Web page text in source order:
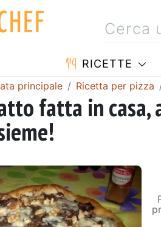
RICETTE
principale Ricetta per pizza
fatta in casa,